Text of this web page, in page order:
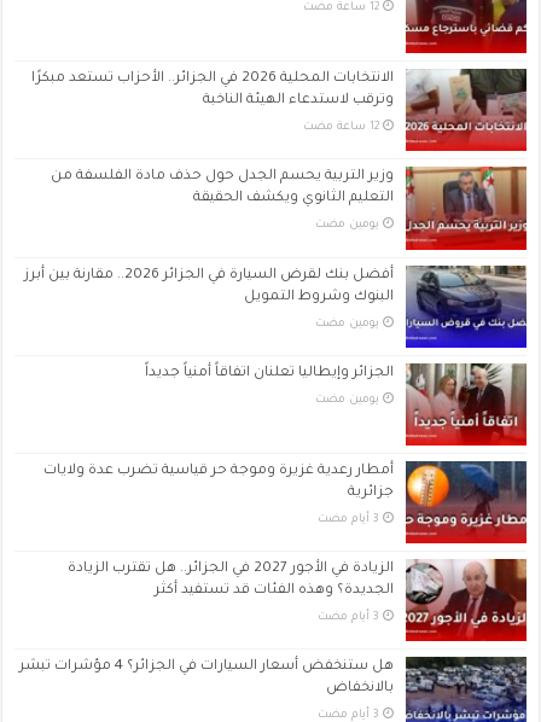
‏12 ساعة مضت
الانتخابات المحلية 2026 في الجزائر.. الأحزاب تستعد مبكرًا
وترقب لاستدعاء الهيئة الناخبة
‏12 ساعة مضت
وزير التربية يحسم الجدل حول حذف مادة الفلسفة من
التعليم الثانوي ويكشف الحقيقة
‏يومين مضت
أفضل بنك لقرض السيارة في الجزائر 2026.. مقارنة بين أبرز
البنوك وشروط التمويل
‏يومين مضت
الجزائر وإيطاليا تعلنان اتفاقاً أمنياً جديداً
‏يومين مضت
أمطار رعدية غزيرة وموجة حر قياسية تضرب عدة ولايات
جزائرية
الزيادة في الأجور 2027 في الجزائر.. هل تقترب الزيادة
الجديدة؟ وهذه الفئات قد تستفيد أكثر
هل ستنخفض أسعار السيارات في الجزائر؟ 4 مؤشرات تبشر
بالانخفاض